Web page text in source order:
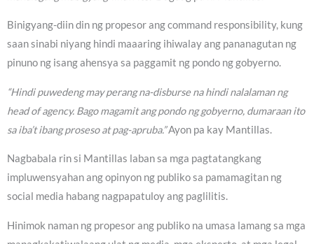
Binigyang-diin din ng propesor ang command responsibility, kung
saan sinabi niyang hindi maaaring ihiwalay ang pananagutan ng
pinuno ng isang ahensya sa paggamit ng pondo ng gobyerno.
“Hindi puwedeng may perang na-disburse na hindi nalalaman ng
head of agency. Bago magamit ang pondo ng gobyerno, dumaraan ito
sa iba’t ibang proseso at pag-apruba.”Ayon pa kay Mantillas.
Nagbabala rin si Mantillas laban sa mga pagtatangkang
impluwensyahan ang opinyon ng publiko sa pamamagitan ng
social media habang nagpapatuloy ang paglilitis.
Hinimok naman ng propesor ang publiko na umasa lamang sa mga